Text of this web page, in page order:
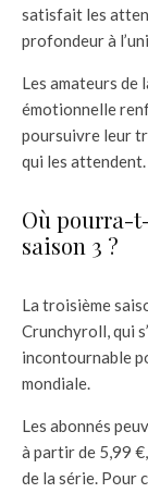
satisfait les
profondeur à
Les amateurs
émotionnelle
poursuivre leur
qui les attendent.
Où pourra-
saison 3 ?
La troisième
Crunchyroll, qui
incontournable
mondiale.
Les abonnés
à partir de 5,99
de la série. Pour